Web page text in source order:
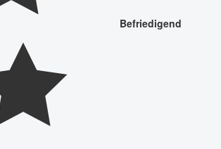
Befriedigend